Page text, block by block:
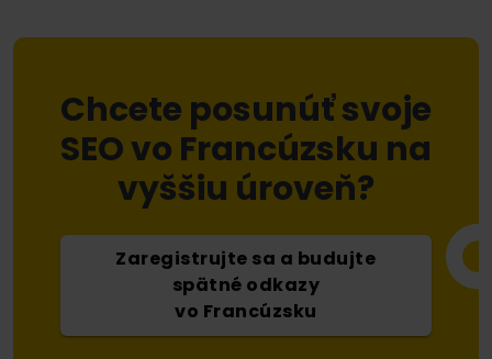
Chcete posunúť svoje
SEO vo Francúzsku na
vyššiu úroveň?
Zaregistrujte sa a budujte
spätné odkazy
vo Francúzsku